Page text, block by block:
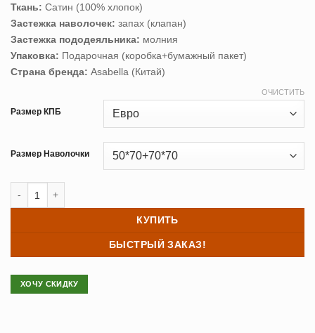
Ткань: Сатин (100% хлопок)
Застежка наволочек: запах (клапан)
Застежка пододеяльника: молния
Упаковка: Подарочная (коробка+бумажный пакет)
Страна бренда: Asabella (Китай)
Размер КПБ
Размер Наволочки
ОЧИСТИТЬ
КУПИТЬ
БЫСТРЫЙ ЗАКАЗ!
ХОЧУ СКИДКУ